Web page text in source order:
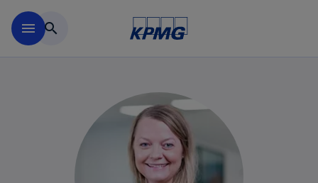
menu search